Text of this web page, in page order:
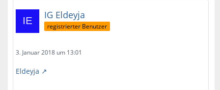
IG Eldeyja
registrierter Benutzer
3. Januar 2018 um 13:01
Eldeyja